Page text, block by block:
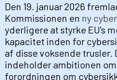
Den 19. januar 2026
Kommissionen en ny
yderligere at styrke EU's
kapacitet inden for
af disse voksende trusler.
indeholder ambitionen
forordningen om